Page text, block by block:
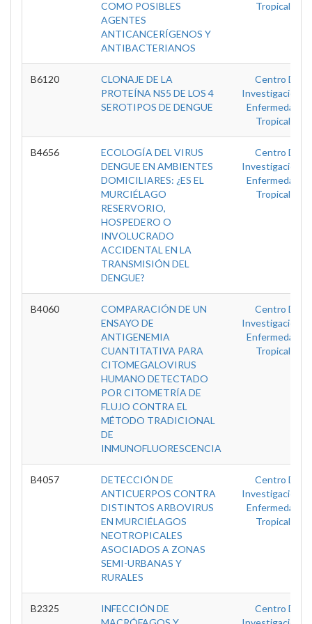
COMO POSIBLES
AGENTES
ANTICANCERÍGENOS Y
ANTIBACTERIANOS
Tropicales
B6120
CLONAJE DE LA
PROTEÍNA NS5 DE LOS 4
SEROTIPOS DE DENGUE
Centro De
Investigación
Enfermedades
Tropicales
B4656
ECOLOGÍA DEL VIRUS
DENGUE EN AMBIENTES
DOMICILIARES: ¿ES EL
MURCIÉLAGO
RESERVORIO,
HOSPEDERO O
INVOLUCRADO
ACCIDENTAL EN LA
TRANSMISIÓN DEL
DENGUE?
Centro De
Investigación
Enfermedades
Tropicales
B4060
COMPARACIÓN DE UN
ENSAYO DE
ANTIGENEMIA
CUANTITATIVA PARA
CITOMEGALOVIRUS
HUMANO DETECTADO
POR CITOMETRÍA DE
FLUJO CONTRA EL
MÉTODO TRADICIONAL
DE
INMUNOFLUORESCENCIA
Centro De
Investigación
Enfermedades
Tropicales
B4057
DETECCIÓN DE
ANTICUERPOS CONTRA
DISTINTOS ARBOVIRUS
EN MURCIÉLAGOS
NEOTROPICALES
ASOCIADOS A ZONAS
SEMI-URBANAS Y
RURALES
Centro De
Investigación
Enfermedades
Tropicales
B2325
INFECCIÓN DE
Centro De